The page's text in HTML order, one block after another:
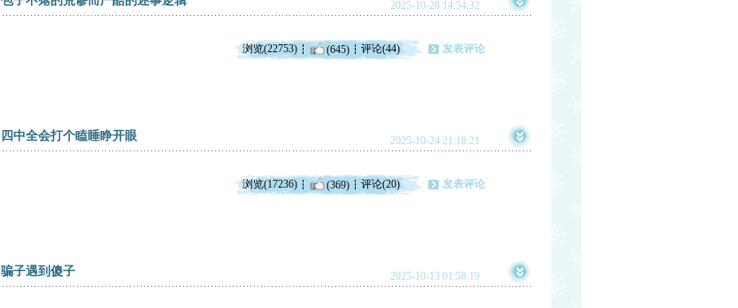
2025-10-28 14:54:32
浏览(22753) (645) 评论(44) 发表评论
四中全会打个瞌睡睁开眼 2025-10-24 21:18:21
浏览(17236) (369) 评论(20) 发表评论
骗子遇到傻子 2025-10-13 01:58:19